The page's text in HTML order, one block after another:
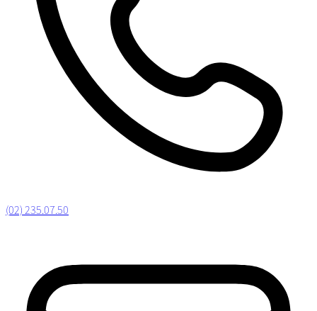
(02) 235.07.50